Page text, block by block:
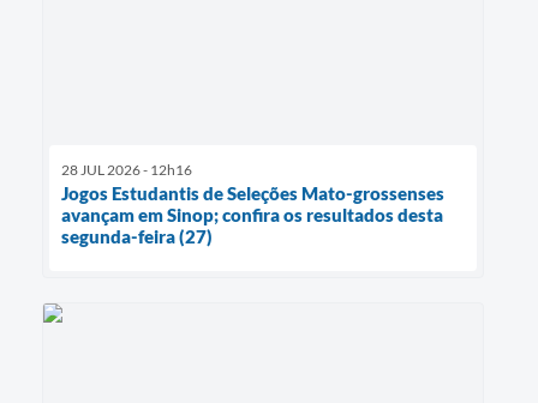
28 JUL 2026 - 12h16
Jogos Estudantis de Seleções Mato-grossenses
avançam em Sinop; confira os resultados desta
segunda-feira (27)